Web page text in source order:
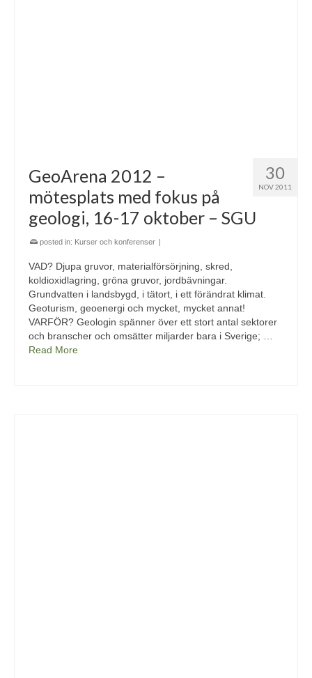
30
NOV 2011
GeoArena 2012 –
mötesplats med fokus på
geologi, 16-17 oktober – SGU
posted in: Kurser och konferenser |
VAD? Djupa gruvor, materialförsörjning, skred,
koldioxidlagring, gröna gruvor, jordbävningar.
Grundvatten i landsbygd, i tätort, i ett förändrat klimat.
Geoturism, geoenergi och mycket, mycket annat!
VARFÖR? Geologin spänner över ett stort antal sektorer
och branscher och omsätter miljarder bara i Sverige; …
Read More